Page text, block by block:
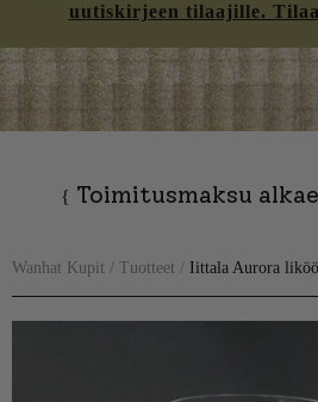
uutiskirjeen tilaajille.
{ Toimitusmaksu
Wanhat Kupit / Tuotteet / Iittala Aurora